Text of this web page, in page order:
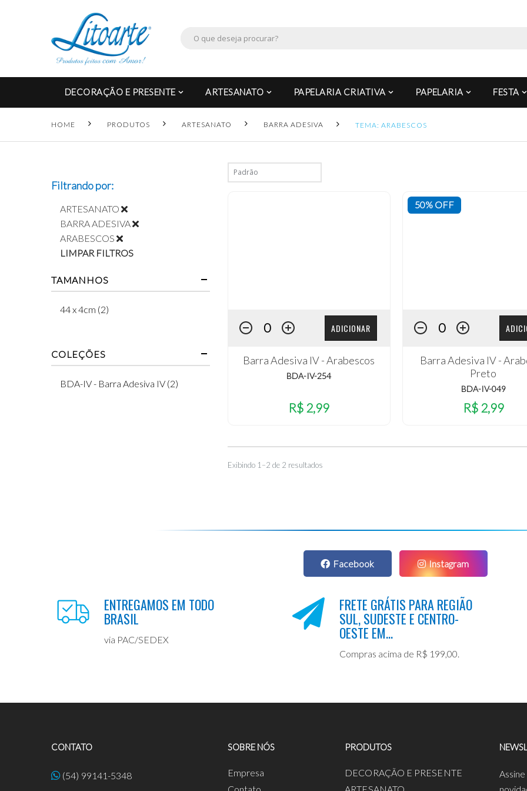
DECORAÇÃO E PRESENTE ARTESANATO PAPELARIA CRIATIVA PAPELARIA FESTA
HOME PRODUTOS ARTESANATO BARRA ADESIVA TEMA: ARABESCOS
ADICIONAR
Barra Adesiva IV - Arabescos
BDA-IV-254
R$ 2,99
50% OFF
Barra Adesiva IV -
Preto
BDA-IV-049
R$ 2,99
Exibindo 1–2 de 2 resultados
Filtrando por:
ARTESANATO
BARRA ADESIVA
ARABESCOS
LIMPAR FILTROS
TAMANHOS
44 x 4cm (2)
COLEÇÕES
BDA-IV - Barra Adesiva IV (2)
Facebook Instagram
ENTREGAMOS EM TODO
BRASIL
via PAC/SEDEX
FRETE GRÁTIS PARA REGIÃO
SUL, SUDESTE E CENTRO-
OESTE EM...
Compras acima de R$ 199,00.
CONTATO
(54) 99141-5348
SOBRE NÓS
Empresa
PRODUTOS
DECORAÇÃO E PRESENTE